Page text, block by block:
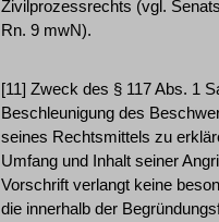
Zivilprozessrechts (vgl.
Rn. 9 mwN).
[11] Zweck des § 117 Abs. 1
Beschleunigung des
seines Rechtsmittels zu
Umfang und Inhalt seiner
Vorschrift verlangt keine
die innerhalb der